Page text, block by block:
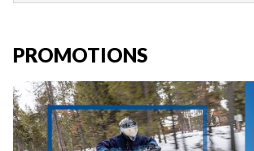
PROMOTIONS